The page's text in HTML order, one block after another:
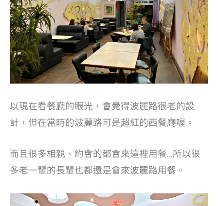
以現在看餐廳的眼光，會覺得波麗路很老的設
計，但在當時的波麗路可是超紅的西餐廳喔。
而且很多相親、約會的都會來這裡用餐…所以很
多老一輩的長輩也都還是會來波麗路用餐。